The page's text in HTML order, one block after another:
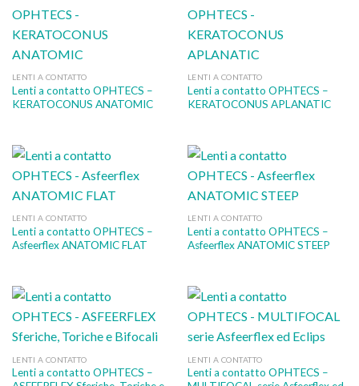
LENTI A CONTATTO
Lenti a contatto OPHTECS –
KERATOCONUS ANATOMIC
LENTI A CONTATTO
Lenti a contatto OPHTECS –
KERATOCONUS APLANATIC
LENTI A CONTATTO
Lenti a contatto OPHTECS –
Asfeerflex ANATOMIC FLAT
LENTI A CONTATTO
Lenti a contatto OPHTECS –
Asfeerflex ANATOMIC STEEP
LENTI A CONTATTO
Lenti a contatto OPHTECS –
LENTI A CONTATTO
Lenti a contatto OPHTECS –